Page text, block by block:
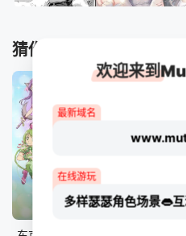
猜你喜欢
12集全 12
欢迎来到
最新域名
在线游玩
多样瑟瑟角色场景👄